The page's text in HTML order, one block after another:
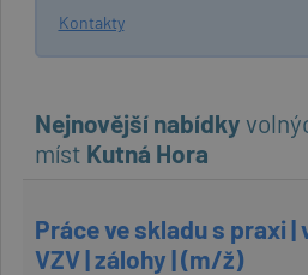
Kontakty
Nejnovější nabídky
míst Kutná Hora
Práce ve skladu s praxi |
VZV | zálohy | (m/ž)